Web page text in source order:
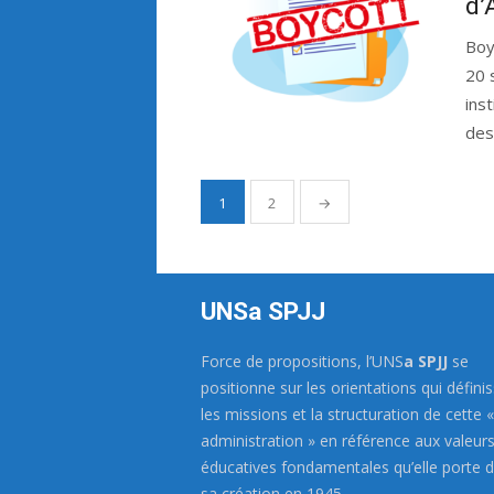
20
Navigation
articles
1 2 →
UNSa SPJJ
Force de propositions, l’UNSa SPJJ se
positionne sur les orientations qui
les missions et la structuration de cette
administration » en référence aux valeurs
éducatives fondamentales qu’elle porte